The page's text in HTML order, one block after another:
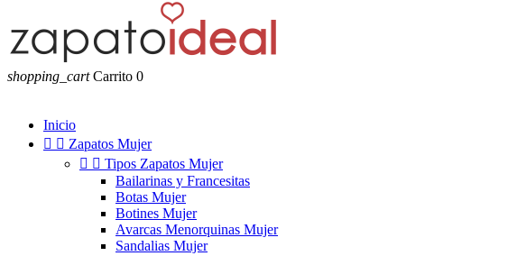
shopping_cart Carrito 0
Inicio
  Zapatos Mujer
  Tipos Zapatos Mujer
Bailarinas y Francesitas
Botas Mujer
Botines Mujer
Avarcas Menorquinas Mujer
Sandalias Mujer